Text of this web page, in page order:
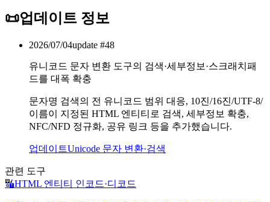
📜업데이트 정보
2026/07/04update #48
유니코드 문자 변환 도구의 검색·세부정보·스크래치패
드를 대폭 확충
문자명 검색의 전 유니코드 범위 대응, 10진/16진/UTF-8/
이름이 지정된 HTML 엔티티로 검색, 세부정보 확충,
NFC/NFD 정규화, 공유 링크 등을 추가했습니다.
업데이트Unicode 문자 변환·검색
관련 도구
🔣HTML 엔티티 인코드·디코드